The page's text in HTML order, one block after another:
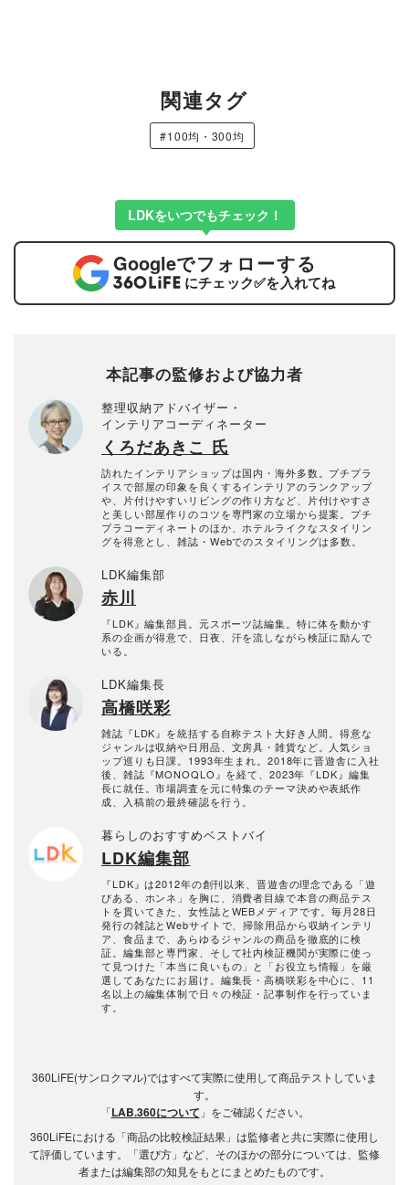
関連タグ
#100均・300均
LDKをいつでもチェック！
Googleでフォローする
にチェック✅を入れてね
本記事の監修および協力者
整理収納アドバイザー・
インテリアコーディネーター
くろだあきこ 氏
訪れたインテリアショップは国内・海外多数。プチプラ
イスで部屋の印象を良くするインテリアのランクアップ
や、片付けやすいリビングの作り方など、片付けやすさ
と美しい部屋作りのコツを専門家の立場から提案。プチ
プラコーディネートのほか、ホテルライクなスタイリン
グを得意とし、雑誌・Webでのスタイリングは多数。
LDK編集部
赤川
『LDK』編集部員。元スポーツ誌編集。特に体を動かす
系の企画が得意で、日夜、汗を流しながら検証に励んで
いる。
LDK編集長
高橋咲彩
雑誌『LDK』を統括する自称テスト大好き人間。得意な
ジャンルは収納や日用品、文房具・雑貨など。人気ショ
ップ巡りも日課。1993年生まれ。2018年に晋遊舎に入社
後、雑誌『MONOQLO』を経て、2023年『LDK』編集
長に就任。市場調査を元に特集のテーマ決めや表紙作
成、入稿前の最終確認を行う。
暮らしのおすすめベストバイ
LDK編集部
『LDK』は2012年の創刊以来、晋遊舎の理念である「遊
びある、ホンネ」を胸に、消費者目線で本音の商品テス
トを貫いてきた、女性誌とWEBメディアです。毎月28日
発行の雑誌とWebサイトで、掃除用品から収納インテリ
ア、食品まで、あらゆるジャンルの商品を徹底的に検
証。編集部と専門家、そして社内検証機関が実際に使っ
て見つけた「本当に良いもの」と「お役立ち情報」を厳
選してあなたにお届け。編集長・高橋咲彩を中心に、11
名以上の編集体制で日々の検証・記事制作を行っていま
す。
360LiFE(サンロクマル)ではすべて実際に使用して商品テストしていま
す。
「LAB.360について 」をご確認ください。
360LiFEにおける「商品の比較検証結果」は監修者と共に実際に使用し
て評価しています。「選び方」など、そのほかの部分については、監修
者または編集部の知見をもとにまとめたものです。